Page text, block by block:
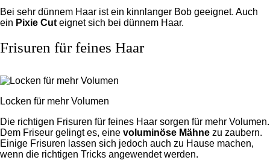
Bei sehr dünnem Haar ist ein kinnlanger Bob geeignet. Auch
ein Pixie Cut eignet sich bei dünnem Haar.
Frisuren für feines Haar
Locken für mehr Volumen
Die richtigen Frisuren für feines Haar sorgen für mehr Volumen.
Dem Friseur gelingt es, eine voluminöse Mähne zu zaubern.
Einige Frisuren lassen sich jedoch auch zu Hause machen,
wenn die richtigen Tricks angewendet werden.